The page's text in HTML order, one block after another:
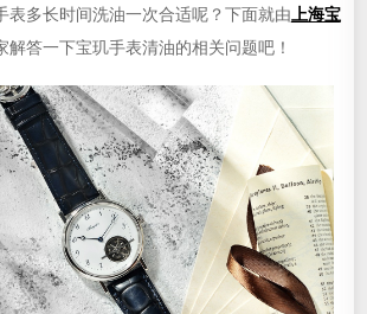
表多长时间洗油一次合适呢？下面就由 上海宝
解答一下宝玑手表清油的相关问题吧！